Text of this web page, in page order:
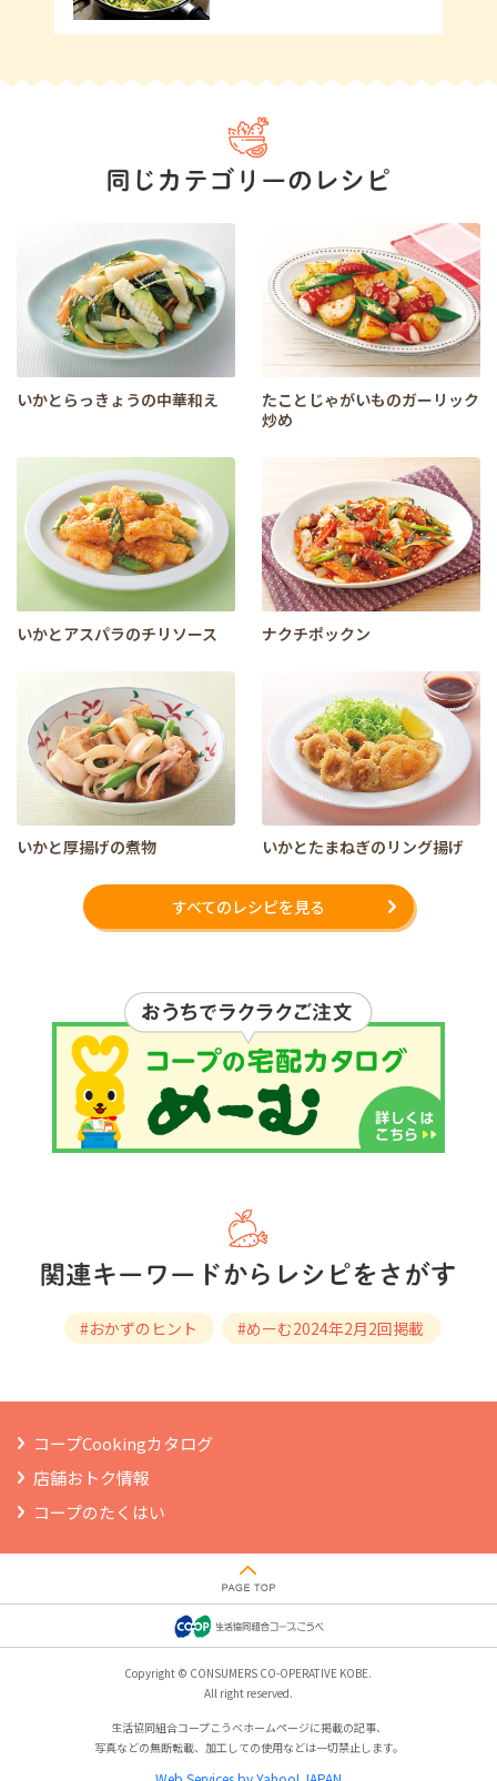
いかとらっきょうの中華和え
たことじゃがいものガーリック
炒め
いかとアスパラのチリソース ナクチポックン
いかと厚揚げの煮物 いかとたまねぎのリング揚げ
すべてのレシピを見る
#おかずのヒント #めーむ2024年2月2回掲載
コープCookingカタログ
店舗おトク情報
コープのたくはい
Copyright © CONSUMERS CO-OPERATIVE KOBE.
All right reserved.
生活協同組合コープこうべホームページに掲載の記事、
写真などの無断転載、加工しての使用などは一切禁止します。